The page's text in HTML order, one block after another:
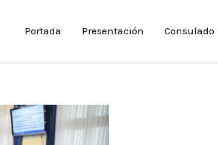
Portada Presentación Consulado